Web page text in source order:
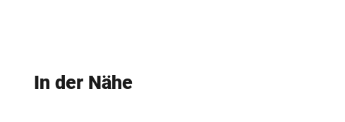
In der Nähe